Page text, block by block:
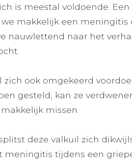
is meestal voldoende.
makkelijk een
nauwlettend naar het
zich ook omgekeerd
gesteld, kan ze
missen.
deze valkuil zich
tijdens een